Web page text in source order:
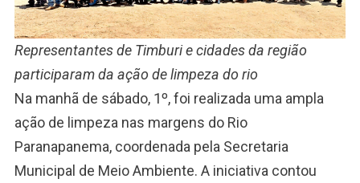
Representantes de Timburi e cidades da região
participaram da ação de limpeza do rio
Na manhã de sábado, 1º, foi realizada uma ampla
ação de limpeza nas margens do Rio
Paranapanema, coordenada pela Secretaria
Municipal de Meio Ambiente. A iniciativa contou